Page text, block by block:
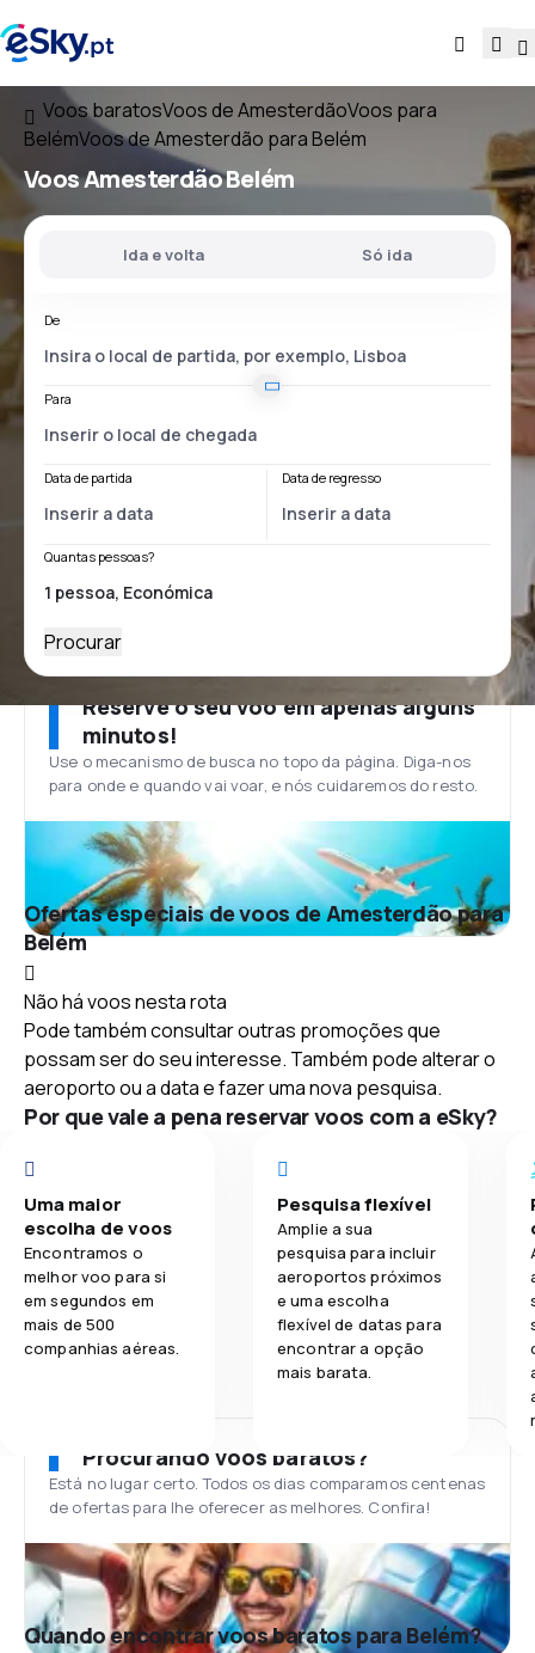
Voos baratosVoos de AmesterdãoVoos para
BelémVoos de Amesterdão para Belém
VoosAmesterdão Belém
Ida e volta Só ida
De
Para
Data de partida Data de regresso
Quantas pessoas?
Procurar
Reserve o seu voo em apenas alguns
minutos!
Use o mecanismo de busca no topo da página. Diga-nos
para onde e quando vai voar, e nós cuidaremos do resto.
Ofertas especiais de voos de Amesterdão para
Belém
Não há voos nesta rota
Pode também consultar outras promoções que
possam ser do seu interesse. Também pode alterar o
aeroporto ou a data e fazer uma nova pesquisa.
Por que vale a pena reservar voos com a eSky?
Uma maior
escolha de voos
Encontramos o
melhor voo para si
em segundos em
mais de 500
companhias aéreas.
Pesquisa flexível
Amplie a sua
pesquisa para incluir
aeroportos próximos
e uma escolha
flexível de datas para
encontrar a opção
mais barata.
Procurando voos baratos?
Está no lugar certo. Todos os dias comparamos centenas
de ofertas para lhe oferecer as melhores. Confira!
Quando encontrar voos baratos para Belém?